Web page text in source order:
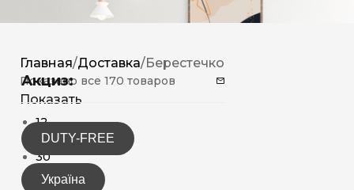
Акциз:
DUTY-FREE
Україна
Главная/Доставка/Берестечко
Показано все 170 товаров
Показать
12
15
30